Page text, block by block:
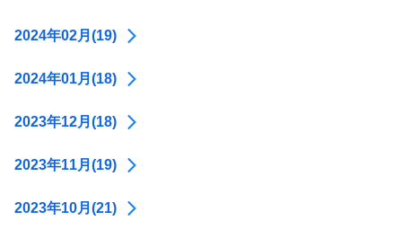
2024年02月(19)
2024年01月(18)
2023年12月(18)
2023年11月(19)
2023年10月(21)